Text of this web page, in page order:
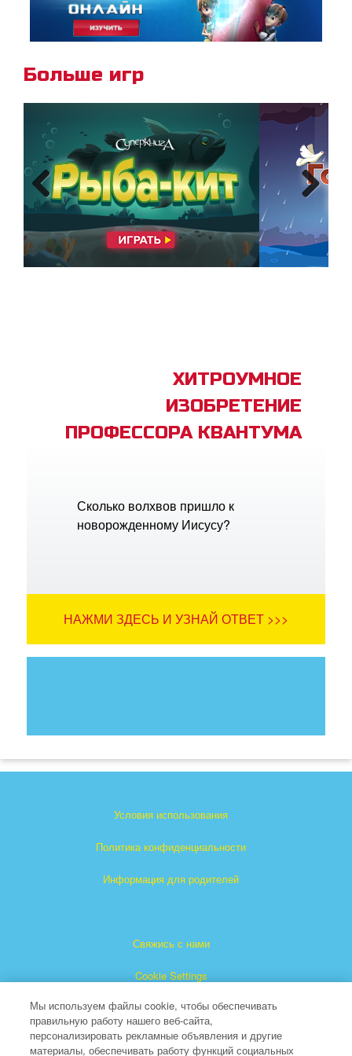
3 Царств 18:21
Больше игр
Previous
ХИТРОУМНОЕ
ИЗОБРЕТЕНИЕ
ПРОФЕССОРА КВАНТУМА
Сколько волхвов пришло к
новорожденному Иисусу?
НАЖМИ ЗДЕСЬ И УЗНАЙ ОТВЕТ >>>
Условия использования
Политика конфиденциальности
Информация для родителей
Свяжись с нами
Cookie Settings
Мы используем файлы cookie, чтобы обеспечивать
правильную работу нашего веб-сайта,
персонализировать рекламные объявления и другие
материалы, обеспечивать работу функций социальных